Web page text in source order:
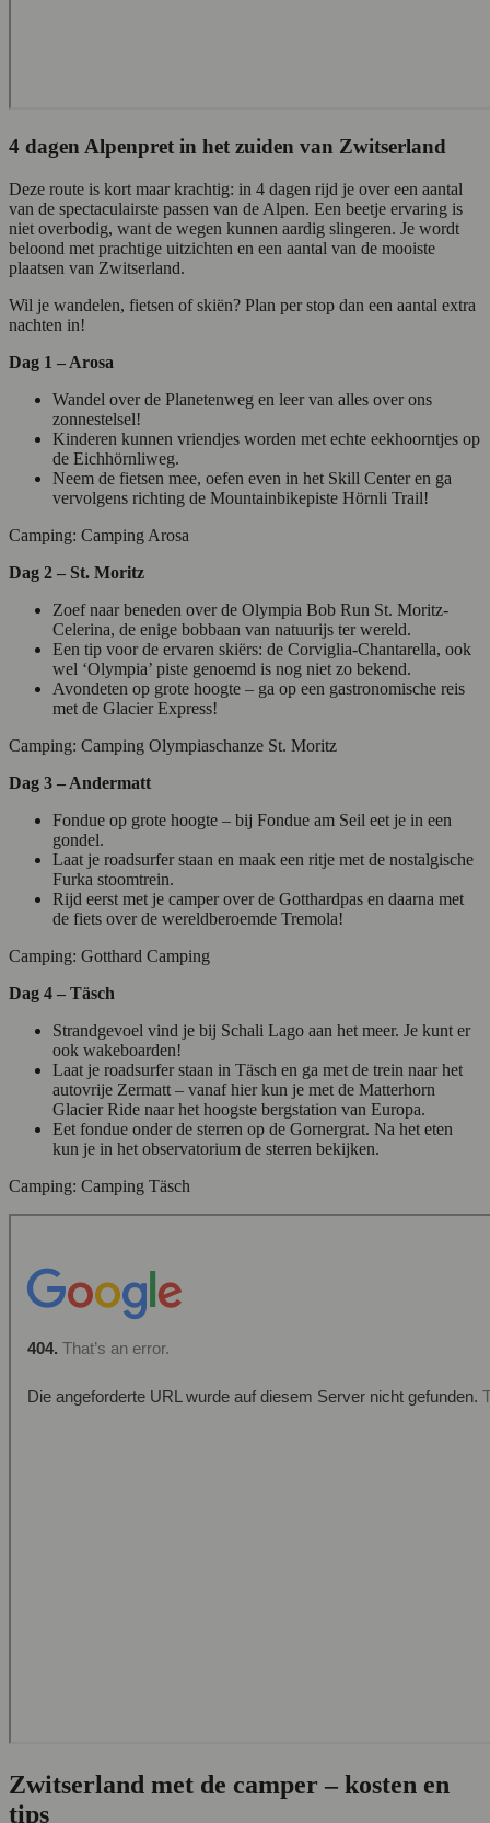
4 dagen Alpenpret in het zuiden van Zwitserland
Deze route is kort maar krachtig: in 4 dagen rijd je over een aantal
van de spectaculairste passen van de Alpen. Een beetje ervaring is
niet overbodig, want de wegen kunnen aardig slingeren. Je wordt
beloond met prachtige uitzichten en een aantal van de mooiste
plaatsen van Zwitserland.
Wil je wandelen, fietsen of skiën? Plan per stop dan een aantal extra
nachten in!
Dag 1 – Arosa
Wandel over de Planetenweg en leer van alles over ons
zonnestelsel!
Kinderen kunnen vriendjes worden met echte eekhoorntjes op
de Eichhörnliweg.
Neem de fietsen mee, oefen even in het Skill Center en ga
vervolgens richting de Mountainbikepiste Hörnli Trail!
Camping: Camping Arosa
Dag 2 – St. Moritz
Zoef naar beneden over de Olympia Bob Run St. Moritz-
Celerina, de enige bobbaan van natuurijs ter wereld.
Een tip voor de ervaren skiërs: de Corviglia-Chantarella, ook
wel ‘Olympia’ piste genoemd is nog niet zo bekend.
Avondeten op grote hoogte – ga op een gastronomische reis
met de Glacier Express!
Camping: Camping Olympiaschanze St. Moritz
Dag 3 – Andermatt
Fondue op grote hoogte – bij Fondue am Seil eet je in een
gondel.
Laat je roadsurfer staan en maak een ritje met de nostalgische
Furka stoomtrein.
Rijd eerst met je camper over de Gotthardpas en daarna met
de fiets over de wereldberoemde Tremola!
Camping: Gotthard Camping
Dag 4 – Täsch
Strandgevoel vind je bij Schali Lago aan het meer. Je kunt er
ook wakeboarden!
Laat je roadsurfer staan in Täsch en ga met de trein naar het
autovrije Zermatt – vanaf hier kun je met de Matterhorn
Glacier Ride naar het hoogste bergstation van Europa.
Eet fondue onder de sterren op de Gornergrat. Na het eten
kun je in het observatorium de sterren bekijken.
Camping: Camping Täsch
Zwitserland met de camper – kosten en
tips